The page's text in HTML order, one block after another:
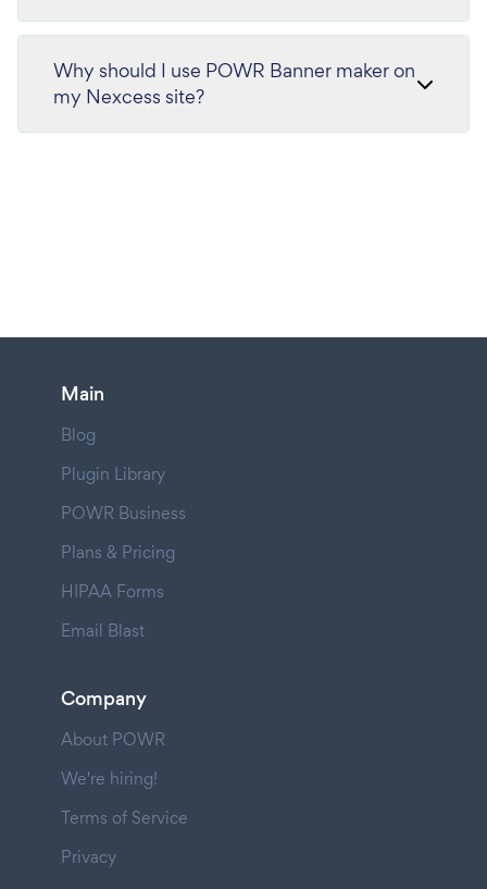
Why should I use POWR Banner maker on
my Nexcess site?
Main
Blog
Plugin Library
POWR Business
Plans & Pricing
HIPAA Forms
Email Blast
Company
About POWR
We're hiring!
Terms of Service
Privacy